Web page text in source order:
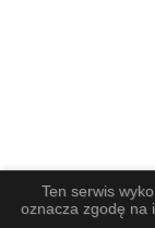
Ten serwis
oznacza zgodę na